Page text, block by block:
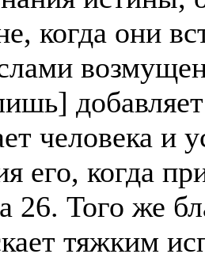
когда они
человека и
его, когда
26. Того же
тяжким